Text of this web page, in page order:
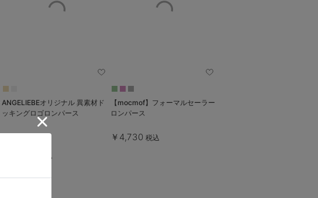
ANGELIEBEオリジナル 異素材ド
ッキングロゴロンパース
税込
【mocmof】フォーマルセーラー
ロンパース
￥4,730 税込